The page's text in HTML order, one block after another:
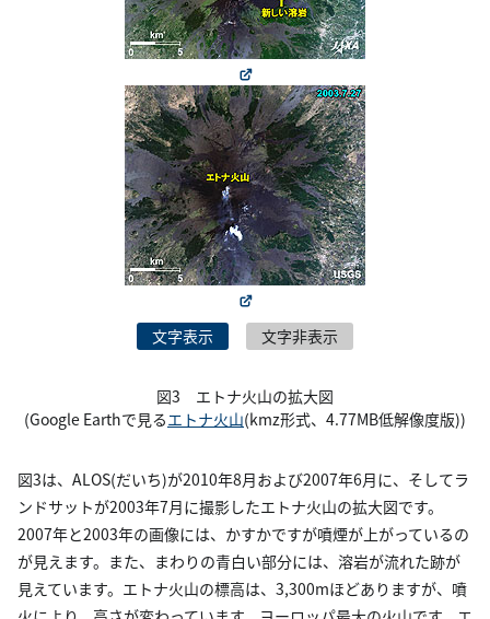
文字表示 文字非表示
図3 エトナ火山の拡大図
(Google Earthで見るエトナ火山(kmz形式、4.77MB低解像度版))
図3は、ALOS(だいち)が2010年8月および2007年6月に、そしてラ
ンドサットが2003年7月に撮影したエトナ火山の拡大図です。
2007年と2003年の画像には、かすかですが噴煙が上がっているの
が見えます。また、まわりの青白い部分には、溶岩が流れた跡が
見えています。エトナ火山の標高は、3,300mほどありますが、噴